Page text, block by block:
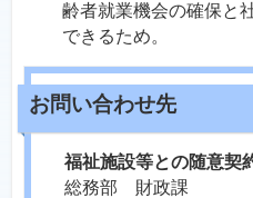
齢者就業機会の確保と
できるため。
福祉施設等との随意契
総務部 財政課